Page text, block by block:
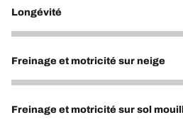
Longévité
4
Freinage et motricité sur neige
5
Freinage et motricité sur sol